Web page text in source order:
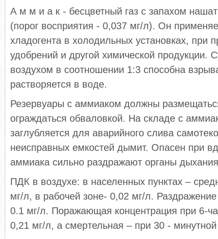
А м м и а к - бесцветный газ с запахом
(порог восприятия - 0,037 мг/л). Он
хладогента в холодильных установках, при
удобрений и другой химической продукции.
воздухом в соотношении 1:3 способна
растворяется в воде.
Резервуары с аммиаком должны
ограждаться обваловкой. На складе с
заглубляется для аварийного слива
неисправных емкостей дымит. Опасен при
аммиака сильно раздражают органы
ПДК в воздухе: в населенных пунктах –
мг/л, в рабочей зоне- 0,02 мг/л.
0.1 мг/л. Поражающая концентрация при 6-
0,21 мг/л, а смертельная – при 30 -